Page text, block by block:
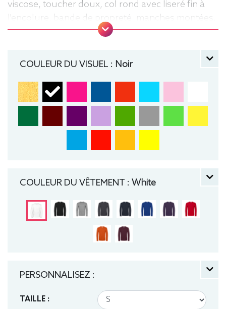
viscose, toucher doux, col rond avec liseré fin à
l'encolure, bande de propreté, manches montées,
confection tubulaire, coupe droite
COULEUR DU VISUEL : Noir
COULEUR DU VÊTEMENT : White
PERSONNALISEZ :
TAILLE :